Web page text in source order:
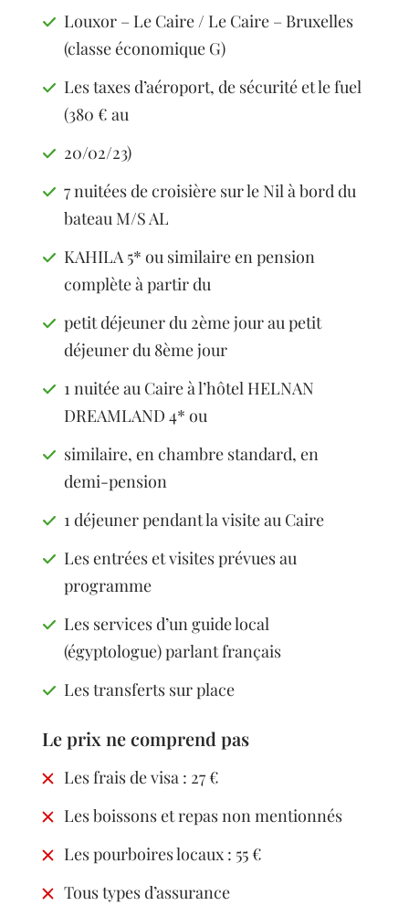
Louxor – Le Caire / Le Caire – Bruxelles
(classe économique G)
Les taxes d’aéroport, de sécurité et le fuel
(380 € au
20/02/23)
7 nuitées de croisière sur le Nil à bord du
bateau M/S AL
KAHILA 5* ou similaire en pension
complète à partir du
petit déjeuner du 2ème jour au petit
déjeuner du 8ème jour
1 nuitée au Caire à l’hôtel HELNAN
DREAMLAND 4* ou
similaire, en chambre standard, en
demi-pension
1 déjeuner pendant la visite au Caire
Les entrées et visites prévues au
programme
Les services d’un guide local
(égyptologue) parlant français
Les transferts sur place
Le prix ne comprend pas
Les frais de visa : 27 €
Les boissons et repas non mentionnés
Les pourboires locaux : 55 €
Tous types d’assurance